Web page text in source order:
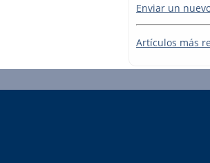
Enviar un
Artículos más